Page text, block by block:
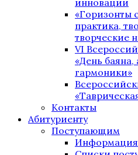
инновации
«Горизонты
практика,
творческие
VI
«День баяна,
гармоники»
Контакты
Абитуриенту
Поступающим